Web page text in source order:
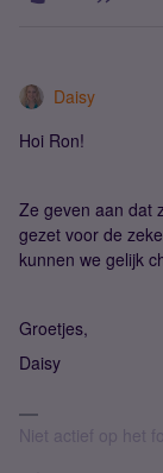
Daisy
Hoi Ron!
Ze geven aan dat
gezet voor de
kunnen we gelijk
Groetjes,
Daisy
Niet actief op het